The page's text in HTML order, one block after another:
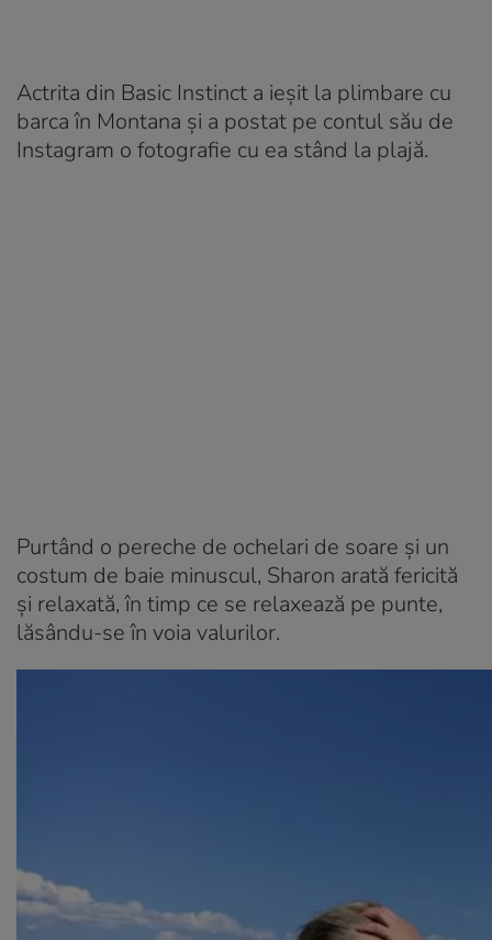
Actrita din Basic Instinct a ieșit la plimbare cu
barca în Montana și a postat pe contul său de
Instagram o fotografie cu ea stând la plajă.
Purtând o pereche de ochelari de soare și un
costum de baie minuscul, Sharon arată fericită
și relaxată, în timp ce se relaxează pe punte,
lăsându-se în voia valurilor.